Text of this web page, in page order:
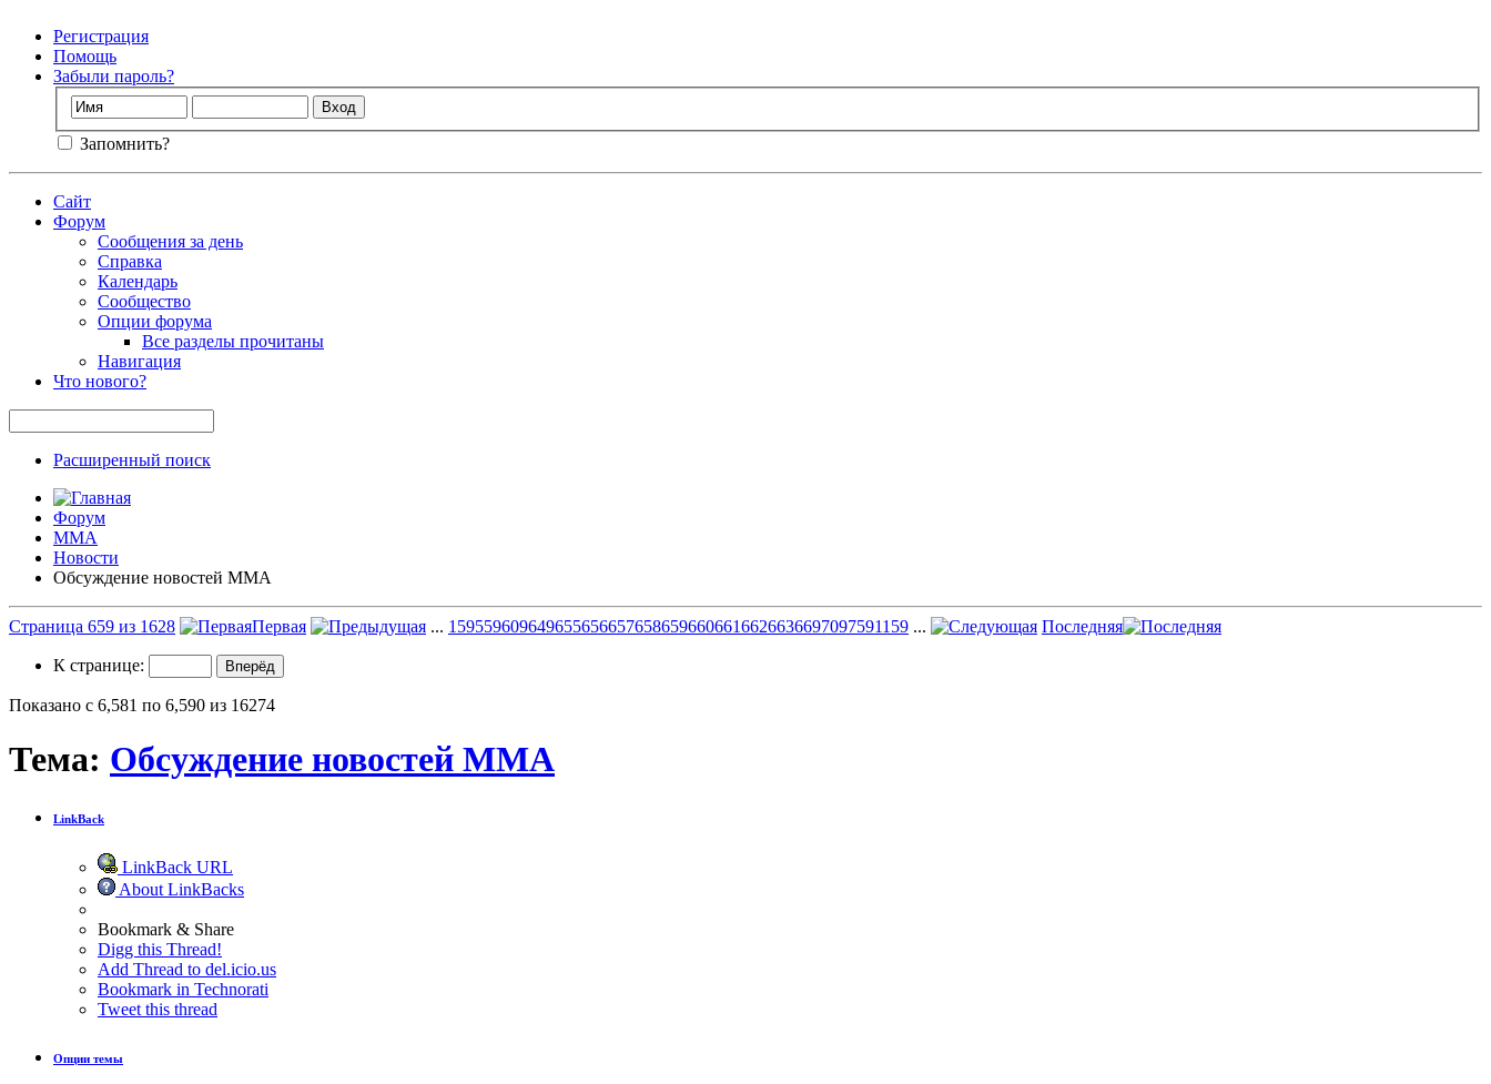
Регистрация
Помощь
Забыли пароль?
Запомнить?
Сайт
Форум
Сообщения за день
Справка
Календарь
Сообщество
Опции форума
Все разделы прочитаны
Навигация
Что нового?
Расширенный поиск
Форум
ММА
Новости
Обсуждение новостей ММА
Страница 659 из 1628 Первая ... 1595596096496556566576586596606616626636697097591159 ... Последняя
К странице:
Показано с 6,581 по 6,590 из 16274
Тема: Обсуждение новостей ММА
LinkBack
LinkBack URL
About LinkBacks
Bookmark & Share
Digg this Thread!
Add Thread to del.icio.us
Bookmark in Technorati
Tweet this thread
Опции темы